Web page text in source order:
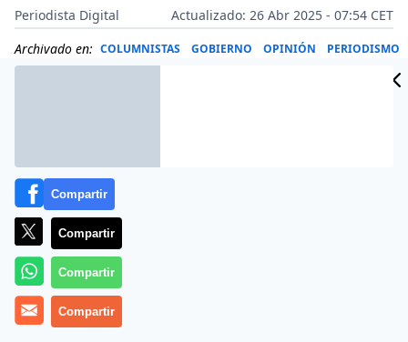
Periodista Digital
Actualizado: 26 Abr 2025 - 07:54 CET
Archivado en: COLUMNISTAS GOBIERNO OPINIÓN PERIODISMO
Compartir
Compartir
Compartir
Compartir